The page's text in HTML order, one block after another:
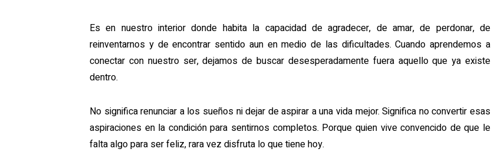
Es en nuestro interior donde habita la capacidad de agradecer, de amar, de perdonar, de
reinventarnos y de encontrar sentido aun en medio de las dificultades. Cuando aprendemos a
conectar con nuestro ser, dejamos de buscar desesperadamente fuera aquello que ya existe
dentro.
No significa renunciar a los sueños ni dejar de aspirar a una vida mejor. Significa no convertir esas
aspiraciones en la condición para sentirnos completos. Porque quien vive convencido de que le
falta algo para ser feliz, rara vez disfruta lo que tiene hoy.